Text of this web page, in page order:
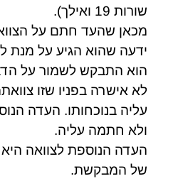
שורות 19 ואילך).
מכאן שהעד חתם על
ידעה שהוא הגיע על מנת
הוא התבקש לשמור על
לא אישרה בפניו שזו
עליה בנוכחותו. העדה
ולא חתמה עליה.
העדה הנוספת לצוואה
של המבקשת.